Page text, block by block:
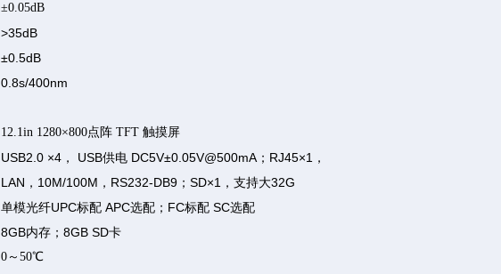
±0.05dB
>35dB
±0.5dB
0.8s/400nm
12.1in 1280×800点阵 TFT 触摸屏
USB2.0 ×4， USB供电 DC5V±0.05V@500mA；RJ45×1，
LAN，10M/100M，RS232-DB9；SD×1，支持大32G
单模光纤UPC标配 APC选配；FC标配 SC选配
8GB内存；8GB SD卡
0～50℃